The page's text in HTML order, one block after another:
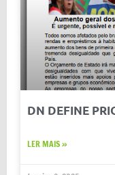
DN DEFINE
LER MAIS »